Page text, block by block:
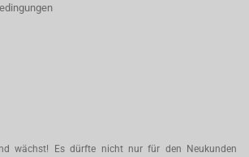
wächst! Es dürfte nicht nur für den Neukunden